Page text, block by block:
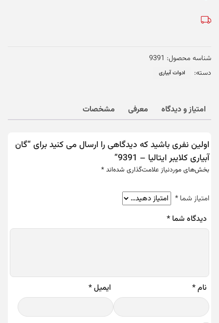
شناسه محصول: 9391
دسته:
ادوات آبیاری
امتیاز و دیدگاه معرفی مشخصات
اولین نفری باشید که دیدگاهی را ارسال می کنید برای “گان
آبیاری کلایبر ایتالیا – 9391”
بخش‌های موردنیاز علامت‌گذاری شده‌اند*
امتیاز شما*
دیدگاه شما *
نام* ایمیل*